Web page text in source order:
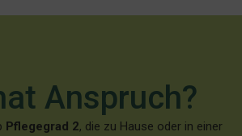
Anspruch?
Pflegegrad 2, die zu Hause oder in einer